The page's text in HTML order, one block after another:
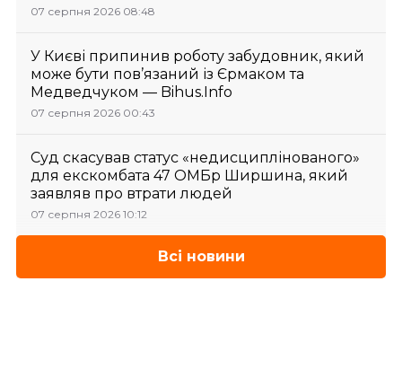
07 серпня 2026 08:48
У Києві припинив роботу забудовник, який
може бути пов’язаний із Єрмаком та
Медведчуком — Bihus.Info
07 серпня 2026 00:43
Суд скасував статус «недисциплінованого»
для екскомбата 47 ОМБр Ширшина, який
заявляв про втрати людей
07 серпня 2026 10:12
Всі новини